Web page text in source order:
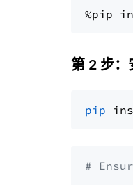
%pip
第 2 步
pip
#